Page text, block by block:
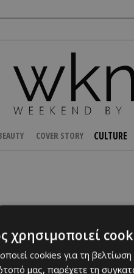
COVER STORY CULTURE
χρησιμοποιεί
cookies για τη
μας, παρέχετε τη